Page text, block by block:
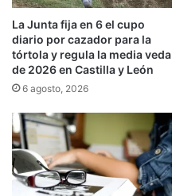
La Junta fija en 6 el cupo
diario por cazador para la
tórtola y regula la media veda
de 2026 en Castilla y León
6 agosto, 2026